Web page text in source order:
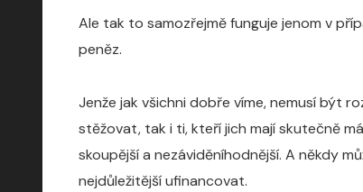
Ale tak to samozřejmě funguje jenom v
peněz.
Jenže jak všichni dobře víme, nemusí být
stěžovat, tak i ti, kteří jich mají skutečně
skoupější a nezáviděníhodnější. A někdy
nejdůležitější ufinancovat.